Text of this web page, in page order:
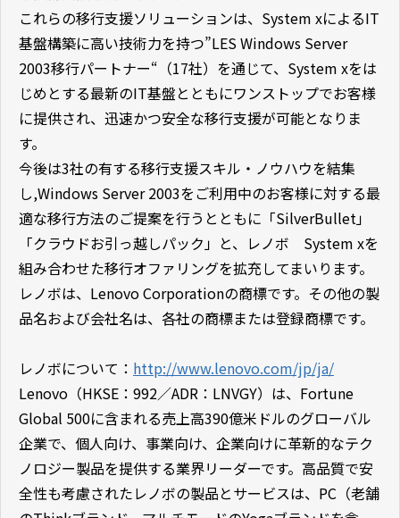
これらの移行支援ソリューションは、System xによるIT
基盤構築に高い技術力を持つ”LES Windows Server
2003移行パートナー“（17社）を通じて、System xをは
じめとする最新のIT基盤とともにワンストップでお客様
に提供され、迅速かつ安全な移行支援が可能となりま
す。
今後は3社の有する移行支援スキル・ノウハウを結集
し,Windows Server 2003をご利用中のお客様に対する最
適な移行方法のご提案を行うとともに「SilverBullet」
「クラウドお引っ越しパック」と、レノボ System xを
組み合わせた移行オファリングを拡充してまいります。
レノボは、Lenovo Corporationの商標です。 その他の製
品名および会社名は、各社の商標または登録商標です。
レノボについて： http://www.lenovo.com/jp/ja/
Lenovo（HKSE：992／ADR：LNVGY）は、Fortune
Global 500に含まれる売上高390億米ドルのグローバル
企業で、個人向け、事業向け、企業向けに革新的なテク
ノロジー製品を提供する業界リーダーです。高品質で安
全性も考慮されたレノボの製品とサービスは、PC（老舗